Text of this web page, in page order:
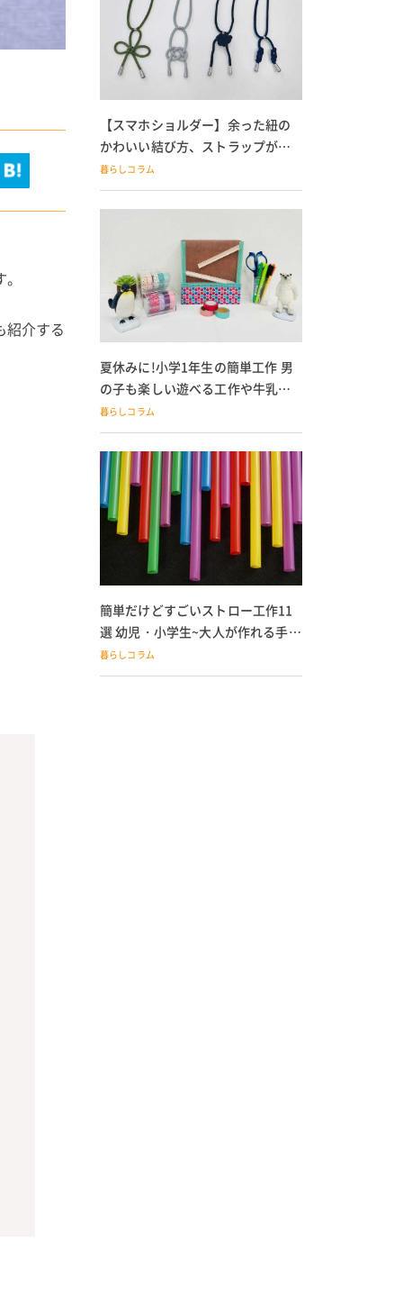
紹介する
【スマホショルダー】余った紐の
かわいい結び方、ストラップが落
ちる人必見
暮らしコラム
夏休みに!小学1年生の簡単工作 男
の子も楽しい遊べる工作や牛乳パ
ック貯金箱も
暮らしコラム
簡単だけどすごいストロー工作11
選 幼児・小学生~大人が作れる手作
りおもちゃ
暮らしコラム